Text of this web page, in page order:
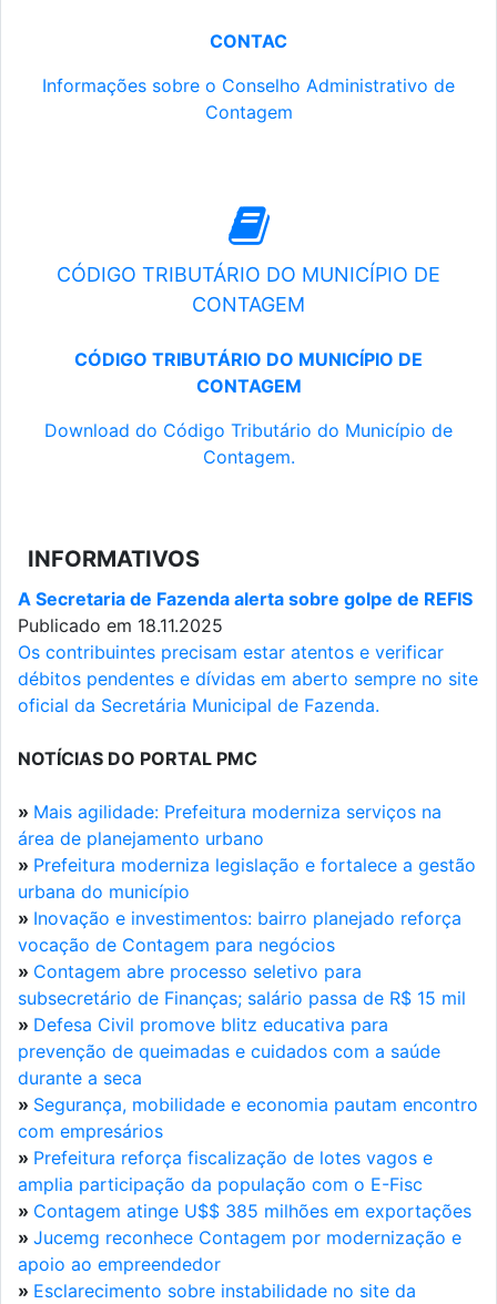
CONTAC
Informações sobre o Conselho Administrativo de
Contagem
CÓDIGO TRIBUTÁRIO DO MUNICÍPIO DE
CONTAGEM
CÓDIGO TRIBUTÁRIO DO MUNICÍPIO DE
CONTAGEM
Download do Código Tributário do Município de
Contagem.
INFORMATIVOS
A Secretaria de Fazenda alerta sobre golpe de REFIS
Publicado em 18.11.2025
Os contribuintes precisam estar atentos e verificar
débitos pendentes e dívidas em aberto sempre no site
oficial da Secretária Municipal de Fazenda.
NOTÍCIAS DO PORTAL PMC
» Mais agilidade: Prefeitura moderniza serviços na
área de planejamento urbano
» Prefeitura moderniza legislação e fortalece a gestão
urbana do município
» Inovação e investimentos: bairro planejado reforça
vocação de Contagem para negócios
» Contagem abre processo seletivo para
subsecretário de Finanças; salário passa de R$ 15 mil
» Defesa Civil promove blitz educativa para
prevenção de queimadas e cuidados com a saúde
durante a seca
» Segurança, mobilidade e economia pautam encontro
com empresários
» Prefeitura reforça fiscalização de lotes vagos e
amplia participação da população com o E-Fisc
» Contagem atinge U$$ 385 milhões em exportações
» Jucemg reconhece Contagem por modernização e
apoio ao empreendedor
» Esclarecimento sobre instabilidade no site da